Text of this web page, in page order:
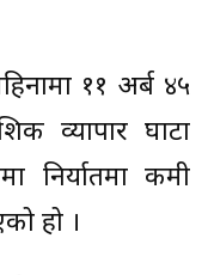
११ अर्ब ४५
व्यापार घाटा
निर्यातमा कमी
हो ।